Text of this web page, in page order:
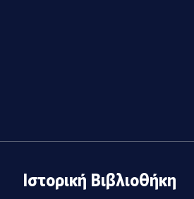
Ιστορική Βιβλιοθήκη